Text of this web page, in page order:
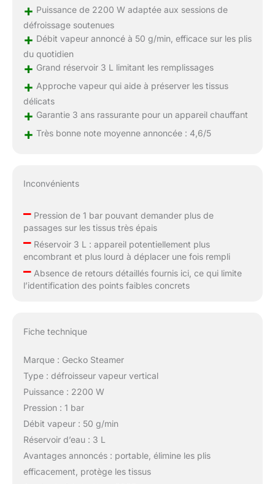
+ Puissance de 2200 W adaptée aux sessions de
défroissage soutenues
+ Débit vapeur annoncé à 50 g/min, efficace sur les plis
du quotidien
+ Grand réservoir 3 L limitant les remplissages
+ Approche vapeur qui aide à préserver les tissus
délicats
+ Garantie 3 ans rassurante pour un appareil chauffant
+ Très bonne note moyenne annoncée : 4,6/5
Inconvénients
–Pression de 1 bar pouvant demander plus de
passages sur les tissus très épais
–Réservoir 3 L : appareil potentiellement plus
encombrant et plus lourd à déplacer une fois rempli
–Absence de retours détaillés fournis ici, ce qui limite
l’identification des points faibles concrets
Fiche technique
Marque : Gecko Steamer
Type : défroisseur vapeur vertical
Puissance : 2200 W
Pression : 1 bar
Débit vapeur : 50 g/min
Réservoir d’eau : 3 L
Avantages annoncés : portable, élimine les plis
efficacement, protège les tissus